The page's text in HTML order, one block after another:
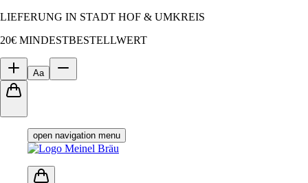
LIEFERUNG IN STADT HOF & UMKREIS
20€ MINDESTBESTELLWERT
Aa
open navigation menu